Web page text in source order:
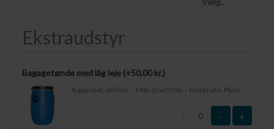
Ekstraudstyr
Bagagetønde med låg leje (+50,00kr.)
Kapacitet: 60 liter – Mål: 63x37cm – Materiale: Plast
- +